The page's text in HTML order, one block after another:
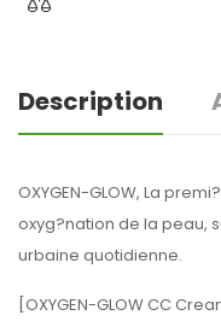
Description
OXYGEN-GLOW, La
oxyg?nation de la peau,
urbaine quotidienne.
[OXYGEN-GLOW CC